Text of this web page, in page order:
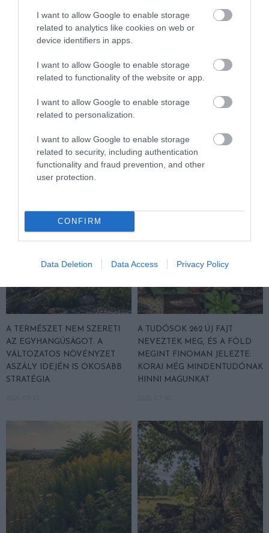
I want to allow Google to enable storage
related to analytics like cookies on web or
device identifiers in apps.
I want to allow Google to enable storage
related to functionality of the website or app.
I want to allow Google to enable storage
related to personalization.
I want to allow Google to enable storage
related to security, including authentication
functionality and fraud prevention, and other
user protection.
CONFIRM
Data Deletion Data Access Privacy Policy
KÖRNYÉKÉN: TERMÉSZET,
SZŐLŐ ÉS KOMLÓ
TALÁLKOZÁSA
2026-08-04
FELETT: MI EZ A LÁTHATATLAN
FEDŐ, ÉS MI TÖRTÉNIK
ALATTA A TERMÉSZETTEL?
A TERMÉSZET NEM SZERETI
AZ EGYHANGÚSÁGOT: A
VÁLTOZATOS NÖVÉNYZET
ASZÁLY IDEJÉN IS OKOSABB
STRATÉGIA
A TUDÓSOK 262 ÚJ FAJT
NEVEZTEK MEG, ÉS A FÖLD
MEGINT FINOMAN JELEZTE:
KORAI MÉG MINDENTUDÓNAK
HINNI MAGUNKAT